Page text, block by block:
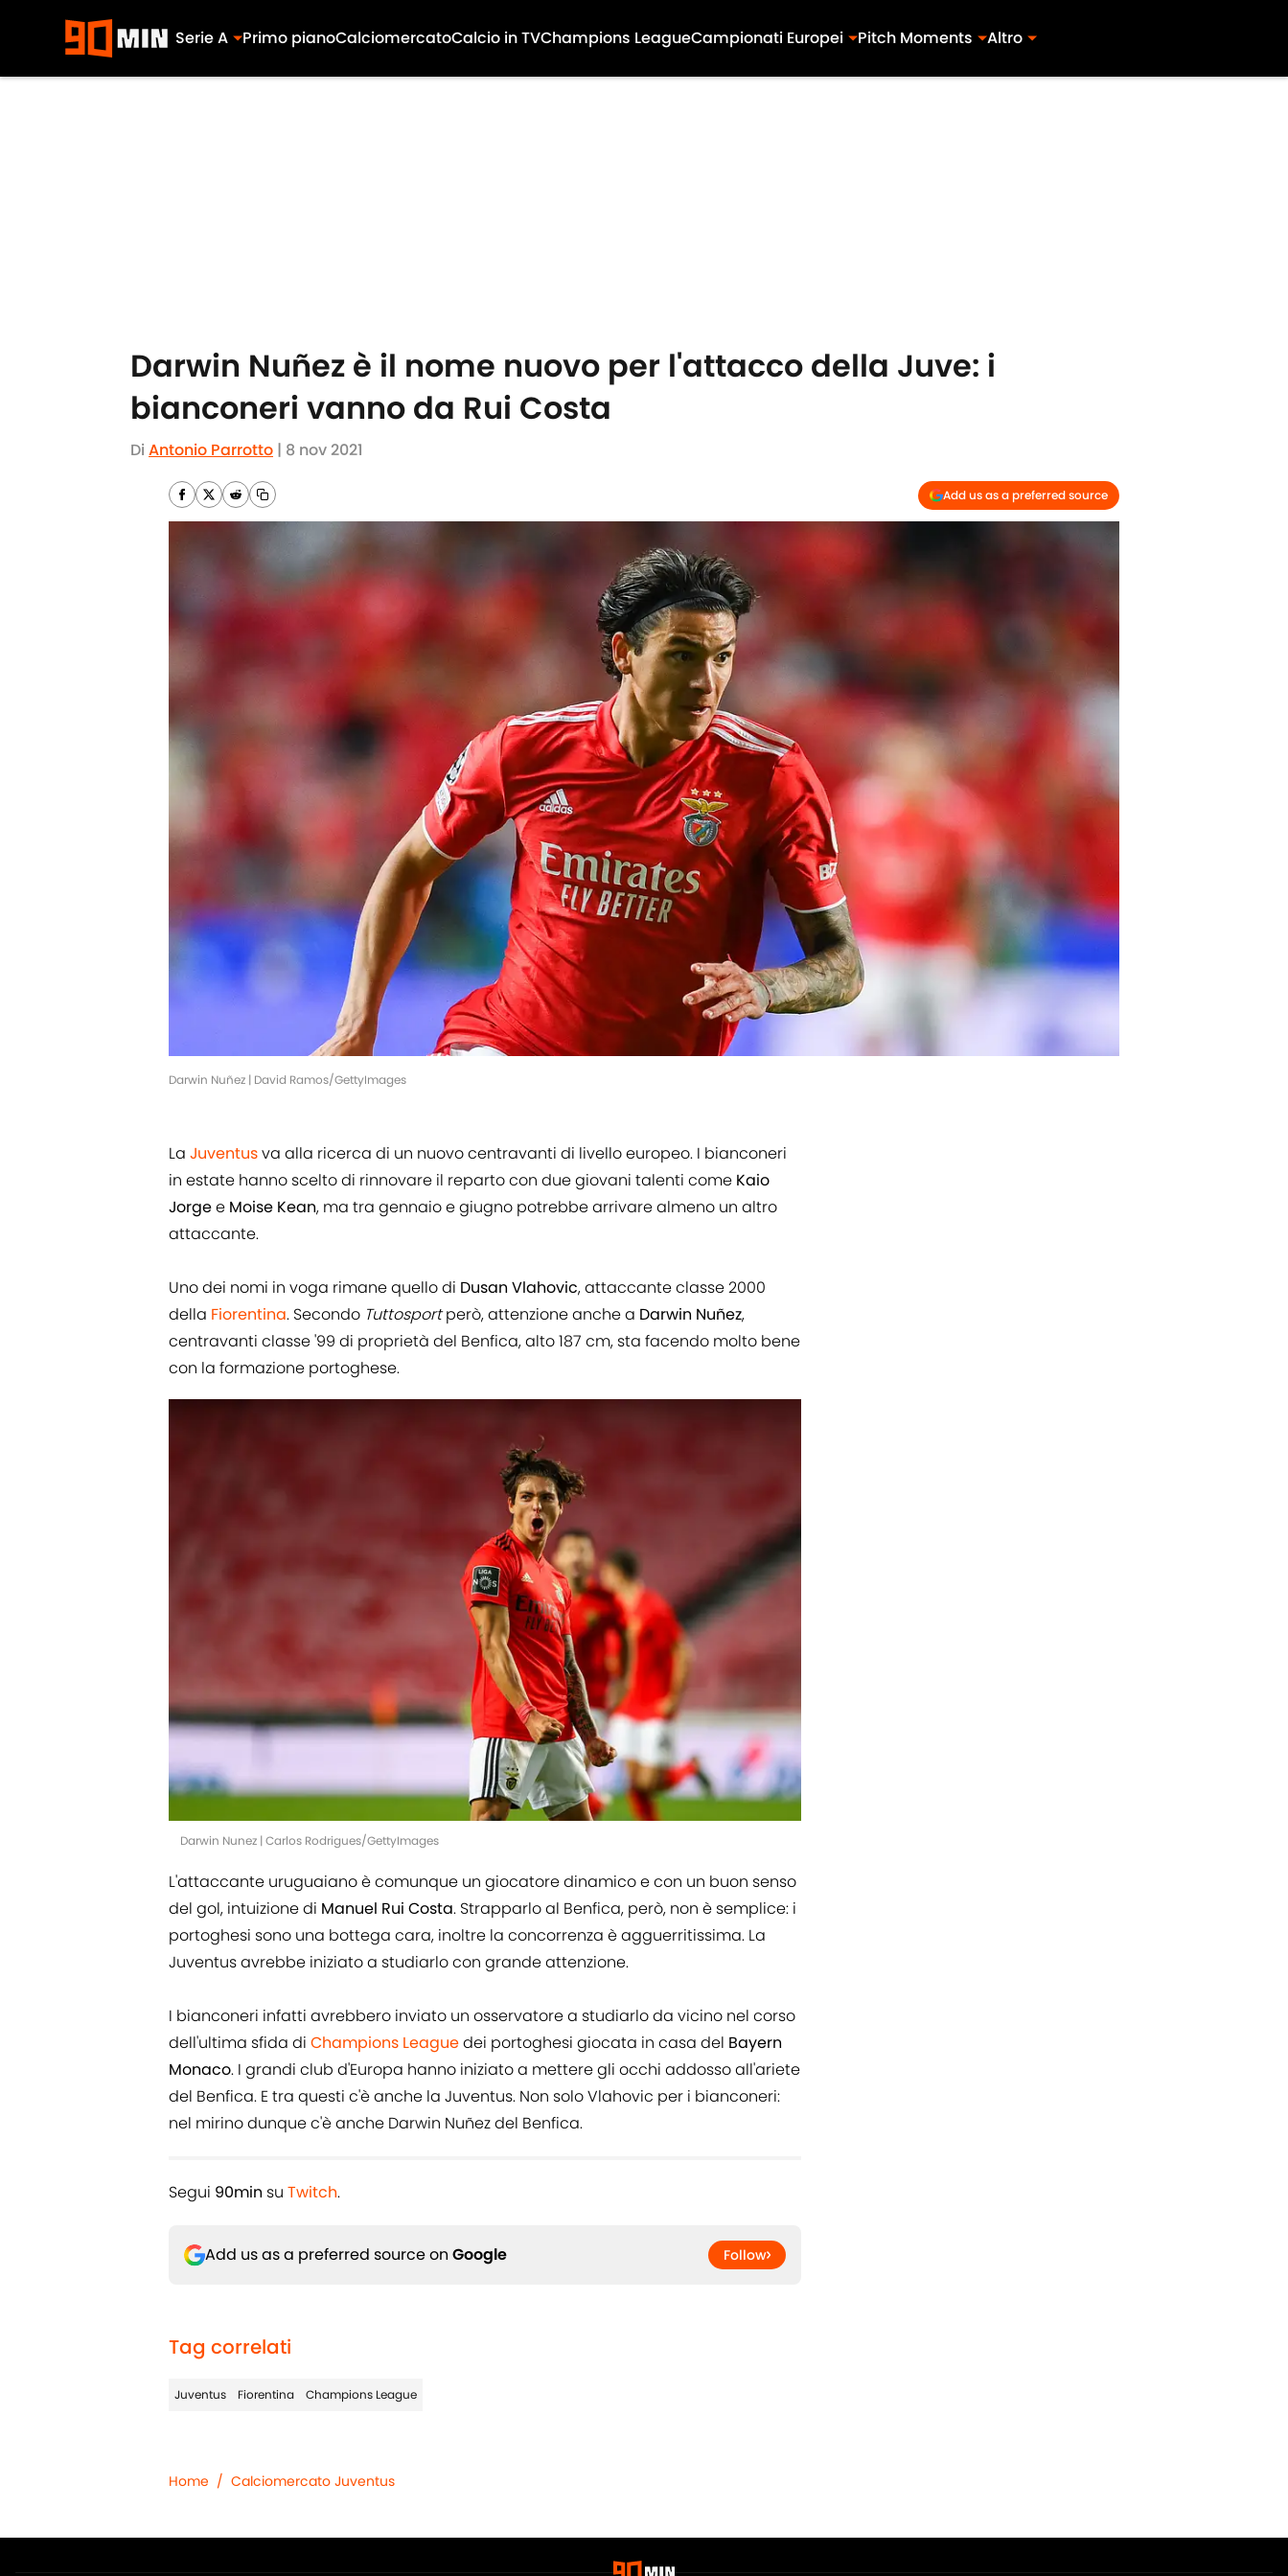
Serie A Primo pianoCalciomercatoCalcio in TVChampions LeagueCampionati Europei Pitch Moments Altro
Darwin Nuñez è il nome nuovo per l'attacco della Juve: i
bianconeri vanno da Rui Costa
Di Antonio Parrotto | 8 nov 2021
Add us as a preferred source
Darwin Nuñez | David Ramos/GettyImages
La Juventusva alla ricerca di un nuovo centravanti di livello europeo. I bianconeri
in estate hanno scelto di rinnovare il reparto con due giovani talenti come Kaio
Jorgee Moise Kean, ma tra gennaio e giugno potrebbe arrivare almeno un altro
attaccante.
Uno dei nomi in voga rimane quello di Dusan Vlahovic, attaccante classe 2000
della Fiorentina. Secondo Tuttosportperò, attenzione anche a Darwin Nuñez,
centravanti classe '99 di proprietà del Benfica, alto 187 cm, sta facendo molto bene
con la formazione portoghese.
Darwin Nunez | Carlos Rodrigues/GettyImages
L'attaccante uruguaiano è comunque un giocatore dinamico e con un buon senso
del gol, intuizione di Manuel Rui Costa. Strapparlo al Benfica, però, non è semplice: i
portoghesi sono una bottega cara, inoltre la concorrenza è agguerritissima. La
Juventus avrebbe iniziato a studiarlo con grande attenzione.
I bianconeri infatti avrebbero inviato un osservatore a studiarlo da vicino nel corso
dell'ultima sfida di Champions Leaguedei portoghesi giocata in casa del Bayern
Monaco. I grandi club d'Europa hanno iniziato a mettere gli occhi addosso all'ariete
del Benfica. E tra questi c'è anche la Juventus. Non solo Vlahovic per i bianconeri:
nel mirino dunque c'è anche Darwin Nuñez del Benfica.
Segui 90min su Twitch.
Add us as a preferred source on Google Follow
Tag correlati
Juventus Fiorentina Champions League
Home / Calciomercato Juventus